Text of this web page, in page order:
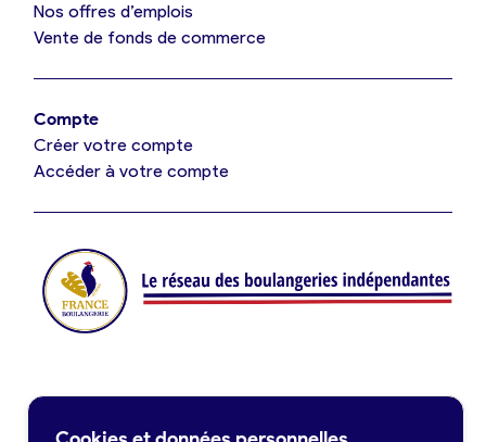
Offres d’emploi
Je suis fournisseur
Je crée mon compte
Nos offres d’emplois
Vente de fonds de commerce
Compte
Créer votre compte
Accéder à votre compte